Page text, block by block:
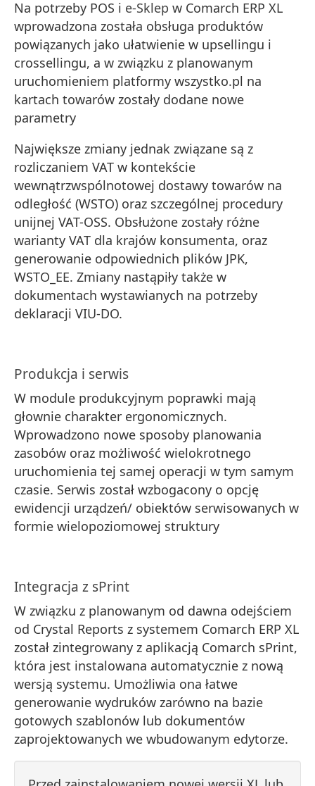
Na potrzeby POS i e-Sklep w Comarch ERP XL
wprowadzona została obsługa produktów
powiązanych jako ułatwienie w upsellingu i
crossellingu, a w związku z planowanym
uruchomieniem platformy wszystko.pl na
kartach towarów zostały dodane nowe
parametry
Największe zmiany jednak związane są z
rozliczaniem VAT w kontekście
wewnątrzwspólnotowej dostawy towarów na
odległość (WSTO) oraz szczególnej procedury
unijnej VAT-OSS. Obsłużone zostały różne
warianty VAT dla krajów konsumenta, oraz
generowanie odpowiednich plików JPK,
WSTO_EE. Zmiany nastąpiły także w
dokumentach wystawianych na potrzeby
deklaracji VIU-DO.
Produkcja i serwis
W module produkcyjnym poprawki mają
głownie charakter ergonomicznych.
Wprowadzono nowe sposoby planowania
zasobów oraz możliwość wielokrotnego
uruchomienia tej samej operacji w tym samym
czasie. Serwis został wzbogacony o opcję
ewidencji urządzeń/ obiektów serwisowanych w
formie wielopoziomowej struktury
Integracja z sPrint
W związku z planowanym od dawna odejściem
od Crystal Reports z systemem Comarch ERP XL
został zintegrowany z aplikacją Comarch sPrint,
która jest instalowana automatycznie z nową
wersją systemu. Umożliwia ona łatwe
generowanie wydruków zarówno na bazie
gotowych szablonów lub dokumentów
zaprojektowanych we wbudowanym edytorze.